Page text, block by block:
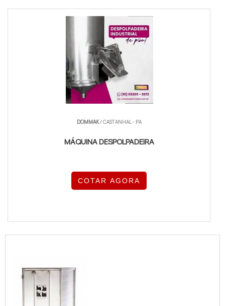
DOMMAK/ CASTANHAL - PA
MÁQUINA DESPOLPADEIRA
COTAR AGORA